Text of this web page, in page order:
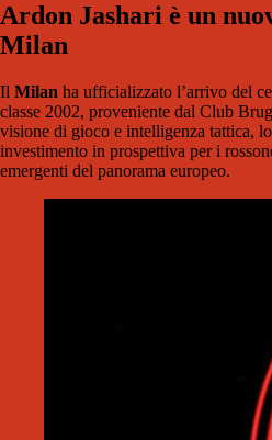
Ardon Jashari è un
Milan
Il Milan ha ufficializzato l’arrivo del
classe 2002, proveniente dal Club
visione di gioco e intelligenza tattica,
investimento in prospettiva per i
emergenti del panorama europeo.